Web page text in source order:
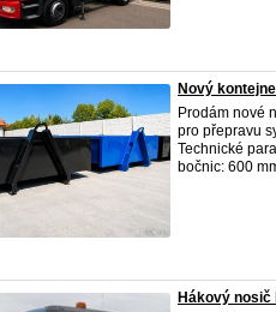
Nový
Prodám nové
pro přepravu
Technické
bočnic: 600
Hákový nosič